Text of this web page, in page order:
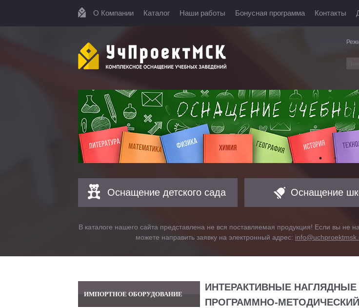
О Компании Каталог Наши работы Бонусная программа Контакты
Оснащение детского сада Оснащение
В каталоге нашего сайта представлена не вся поставляемая продукция! Если вы не
можете направить заявку на электронный адрес:
ИМПОРТНОЕ ОБОРУДОВАНИЕ
ИНТЕРАКТИВНЫЕ
ПРОГРАММНО-МЕТОДИЧЕСКИЙ